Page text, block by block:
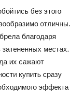
без этого
отличны.
благодаря
местах.
их сажают
купить сразу
эффекта